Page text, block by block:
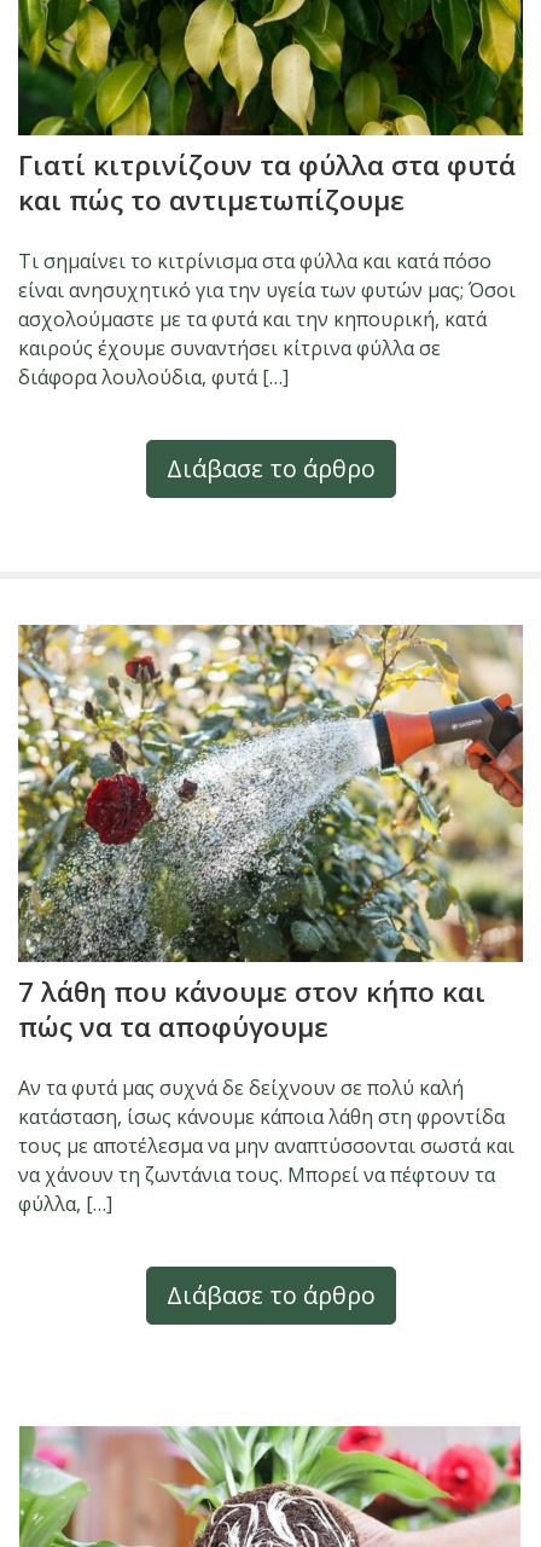
Γιατί κιτρινίζουν τα φύλλα στα φυτά
και πώς το αντιμετωπίζουμε
Τι σημαίνει το κιτρίνισμα στα φύλλα και κατά πόσο
είναι ανησυχητικό για την υγεία των φυτών μας; Όσοι
ασχολούμαστε με τα φυτά και την κηπουρική, κατά
καιρούς έχουμε συναντήσει κίτρινα φύλλα σε
διάφορα λουλούδια, φυτά […]
Διάβασε το άρθρο
7 λάθη που κάνουμε στον κήπο και
πώς να τα αποφύγουμε
Αν τα φυτά μας συχνά δε δείχνουν σε πολύ καλή
κατάσταση, ίσως κάνουμε κάποια λάθη στη φροντίδα
τους με αποτέλεσμα να μην αναπτύσσονται σωστά και
να χάνουν τη ζωντάνια τους. Μπορεί να πέφτουν τα
φύλλα, […]
Διάβασε το άρθρο